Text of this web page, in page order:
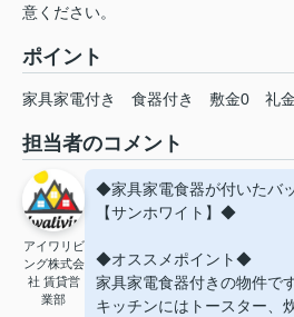
意ください。
ポイント
家具家電付き 食器付き 敷金0 礼
担当者のコメント
アイワリビ
ング株式会
社 賃貸営
業部
◆家具家電食器が付いたバ
【サンホワイト】◆
◆オススメポイント◆
家具家電食器付きの物件で
キッチンにはトースター、